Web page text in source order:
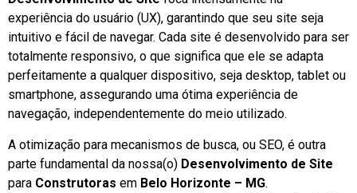
experiência do usuário (UX), garantindo que seu site seja
intuitivo e fácil de navegar. Cada site é desenvolvido para ser
totalmente responsivo, o que significa que ele se adapta
perfeitamente a qualquer dispositivo, seja desktop, tablet ou
smartphone, assegurando uma ótima experiência de
navegação, independentemente do meio utilizado.
A otimização para mecanismos de busca, ou SEO, é outra
parte fundamental da nossa(o) Desenvolvimento de Site
para Construtoras em Belo Horizonte – MG.